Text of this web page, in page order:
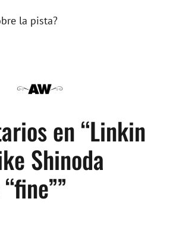
la pista?
en “Linkin
Shinoda